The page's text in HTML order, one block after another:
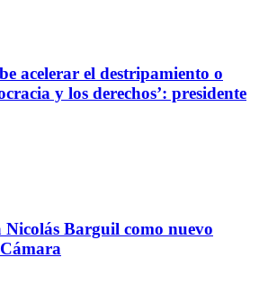
acelerar el destripamiento o
y los derechos’: presidente
Nicolás Barguil como nuevo